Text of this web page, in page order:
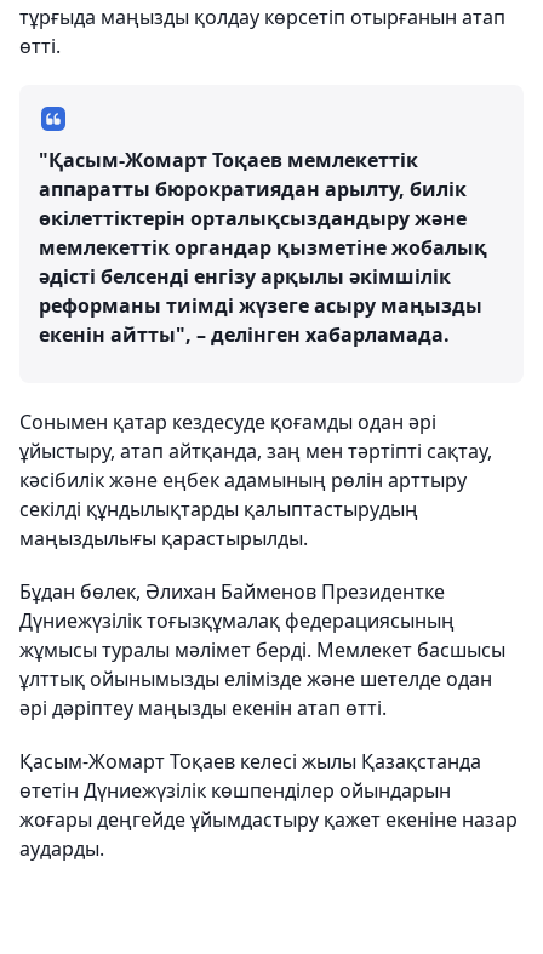
тұрғыда маңызды қолдау көрсетіп отырғанын атап
өтті.
"Қасым-Жомарт Тоқаев мемлекеттік
аппаратты бюрократиядан арылту, билік
өкілеттіктерін орталықсыздандыру және
мемлекеттік органдар қызметіне жобалық
әдісті белсенді енгізу арқылы әкімшілік
реформаны тиімді жүзеге асыру маңызды
екенін айтты", – делінген хабарламада.
Сонымен қатар кездесуде қоғамды одан әрі
ұйыстыру, атап айтқанда, заң мен тәртіпті сақтау,
кәсібилік және еңбек адамының рөлін арттыру
секілді құндылықтарды қалыптастырудың
маңыздылығы қарастырылды.
Бұдан бөлек, Әлихан Байменов Президентке
Дүниежүзілік тоғызқұмалақ федерациясының
жұмысы туралы мәлімет берді. Мемлекет басшысы
ұлттық ойынымызды елімізде және шетелде одан
әрі дәріптеу маңызды екенін атап өтті.
Қасым-Жомарт Тоқаев келесі жылы Қазақстанда
өтетін Дүниежүзілік көшпенділер ойындарын
жоғары деңгейде ұйымдастыру қажет екеніне назар
аударды.